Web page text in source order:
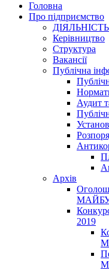
Головна
Про підприємство
ДІЯЛЬНІСТЬ
Керівництво
Структура
Вакансії
Публічна
Аудит
Архів
2019